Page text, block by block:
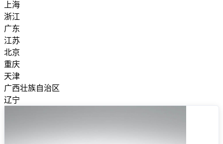
上海
浙江
广东
江苏
北京
重庆
天津
广西壮族自治区
辽宁